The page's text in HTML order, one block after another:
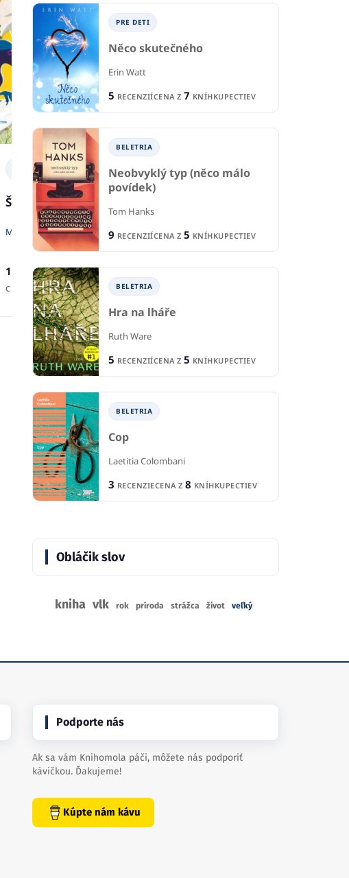
PRE DETI A MLÁDEŽ
Šikovné zvieratká
Michael Holland
1
RECENCIA
CENA Z9KNÍHKUPECTIEV
Jahodový čaj v
PRE DETI
Něco skutečného
Erin Watt
5 RECENZIÍCENA Z 7 KNÍHKUPECTIEV
BELETRIA
Neobvyklý typ (něco málo
povídek)
Tom Hanks
9 RECENZIÍCENA Z 5 KNÍHKUPECTIEV
BELETRIA
Hra na lháře
Ruth Ware
5 RECENZIÍCENA Z 5 KNÍHKUPECTIEV
BELETRIA
Cop
Laetitia Colombani
3 RECENZIECENA Z 8 KNÍHKUPECTIEV
Obláčik slov
kniha vlk rok príroda strážca život veľký
Podporte nás
Ak sa vám Knihomola páči, môžete nás podporiť
kávičkou. Ďakujeme!
Kúpte nám kávu